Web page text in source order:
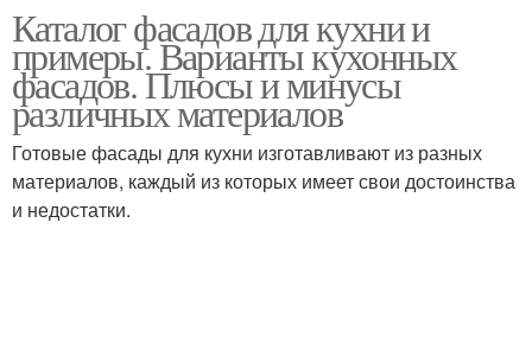
Пластиковые кухни Кухонные гарнитуры
Кухонный гарнитур
Каталог фасадов для кухни и
примеры. Варианты кухонных
фасадов. Плюсы и минусы
различных материалов
Готовые фасады для кухни изготавливают из разных
материалов, каждый из которых имеет свои достоинства
и недостатки.